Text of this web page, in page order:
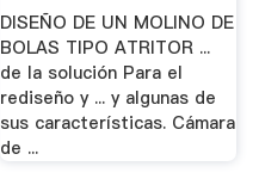
DISEÑO DE UN MOLINO DE
BOLAS TIPO ATRITOR ...
de la solución Para el
rediseño y ... y algunas de
sus características. Cámara
de ...